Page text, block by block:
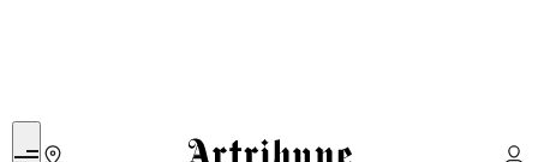
Artribune